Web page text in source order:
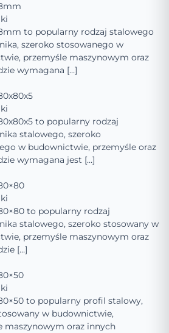
to popularny rodzaj stalowego
szeroko stosowanego w
przemyśle maszynowym oraz
wymagana […]
to popularny rodzaj
stalowego, szeroko
w budownictwie, przemyśle oraz
wymagana jest […]
to popularny rodzaj
stalowego, szeroko stosowany w
przemyśle maszynowym oraz
[…]
to popularny profil stalowy,
w budownictwie,
maszynowym oraz innych